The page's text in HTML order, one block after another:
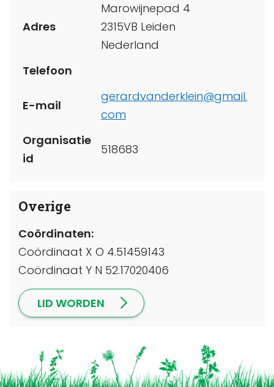
Adres
Marowijnepad 4
2315VB Leiden
Nederland
Telefoon
E-mail
gerardvanderklein@gmail.
com
Organisatie
id
518683
Overige
Coördinaten:
Coördinaat X O 4.51459143
Coördinaat Y N 52.17020406
LID WORDEN